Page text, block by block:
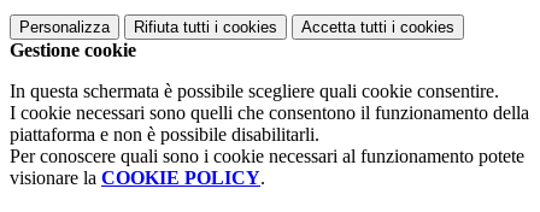
Personalizza Rifiuta tutti i cookies Accetta tutti i cookies
Gestione cookie
In questa schermata è possibile scegliere quali cookie consentire.
I cookie necessari sono quelli che consentono il funzionamento della
piattaforma e non è possibile disabilitarli.
Per conoscere quali sono i cookie necessari al funzionamento potete
visionare la COOKIE POLICY.